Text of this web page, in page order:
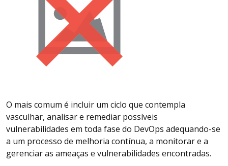
O mais comum é incluir um ciclo que contempla
vasculhar, analisar e remediar possíveis
vulnerabilidades em toda fase do DevOps adequando-se
a um processo de melhoria contínua, a monitorar e a
gerenciar as ameaças e vulnerabilidades encontradas.